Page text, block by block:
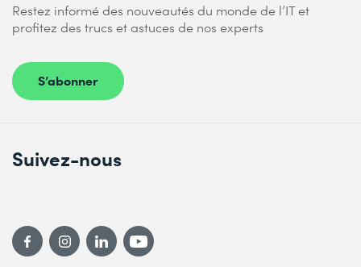
Restez informé des nouveautés du monde de l’IT et
profitez des trucs et astuces de nos experts
S’abonner
Suivez-nous